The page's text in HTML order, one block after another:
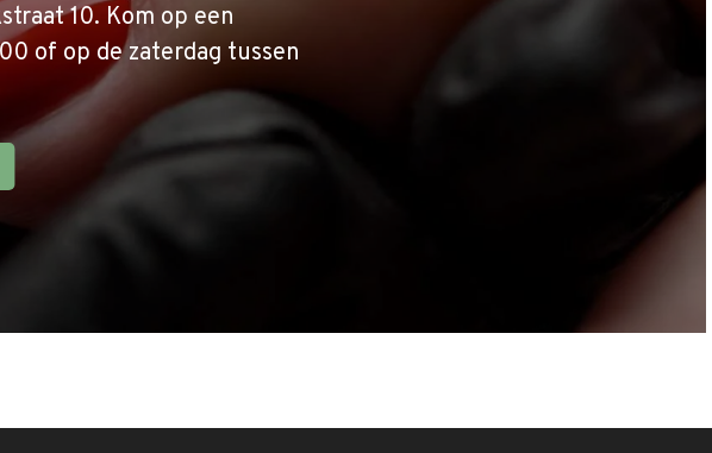
10. Kom op een
of op de zaterdag tussen